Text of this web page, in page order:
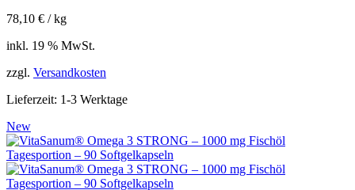
78,10 € /kg
inkl. 19 % MwSt.
zzgl. Versandkosten
Lieferzeit: 1-3 Werktage
New